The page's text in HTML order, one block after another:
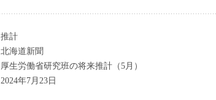
推計
北海道新聞
厚生労働省研究班の将来推計（5月）
2024年7月23日